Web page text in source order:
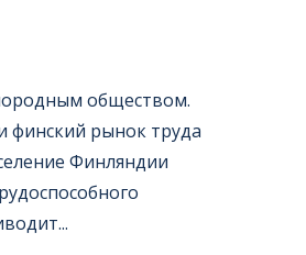
обществом.
финский рынок труда
Финляндии